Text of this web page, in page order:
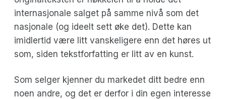
internasjonale salget på samme nivå som det
nasjonale (og ideelt sett øke det). Dette kan
imidlertid være litt vanskeligere enn det høres ut
som, siden tekstforfatting er litt av en kunst.
Som selger kjenner du markedet ditt bedre enn
noen andre, og det er derfor i din egen interesse